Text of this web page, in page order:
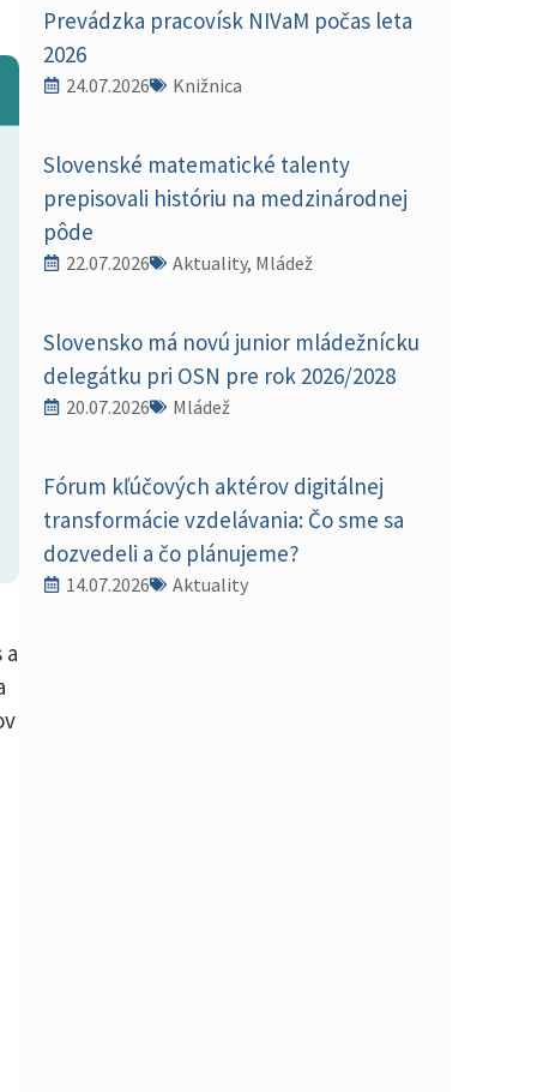
Prevádzka pracovísk NIVaM počas leta
2026
24.07.2026 Knižnica
Slovenské matematické talenty
prepisovali históriu na medzinárodnej
pôde
22.07.2026 Aktuality, Mládež
Slovensko má novú junior mládežnícku
delegátku pri OSN pre rok 2026/2028
20.07.2026 Mládež
Fórum kľúčových aktérov digitálnej
transformácie vzdelávania: Čo sme sa
dozvedeli a čo plánujeme?
14.07.2026 Aktuality